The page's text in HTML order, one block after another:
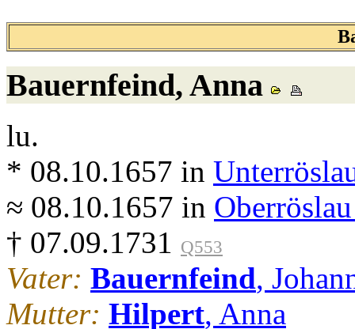
Bauernfeind, Anna
lu.
* 08.10.1657 in
≈ 08.10.1657 in
† 07.09.1731 Q553
Vater: Bauernfeind,
Mutter: Hilpert, Anna